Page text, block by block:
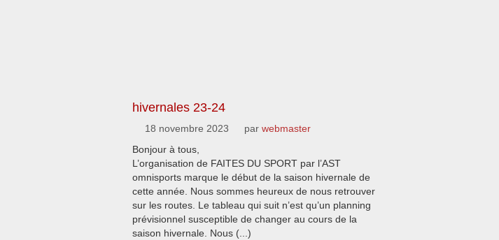
hivernales 23-24
18 novembre 2023 par webmaster
Bonjour à tous,
L’organisation de FAITES DU SPORT par l’AST
omnisports marque le début de la saison hivernale de
cette année. Nous sommes heureux de nous retrouver
sur les routes. Le tableau qui suit n’est qu’un planning
prévisionnel susceptible de changer au cours de la
saison hivernale. Nous (...)